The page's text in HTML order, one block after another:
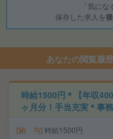
「気に
保存した求人を
あなたの閲覧履
時給1500円＊【年収
ヶ月分！手当充実＊事
給 与 時給1500円